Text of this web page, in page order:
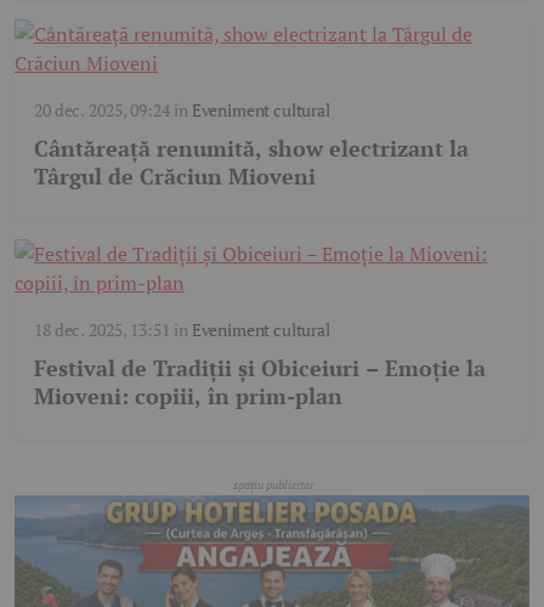
20 dec. 2025, 09:24în Eveniment cultural
Cântăreață renumită, show electrizant la
Târgul de Crăciun Mioveni
18 dec. 2025, 13:51 în Eveniment cultural
Festival de Tradiții și Obiceiuri – Emoție la
Mioveni: copiii, în prim-plan